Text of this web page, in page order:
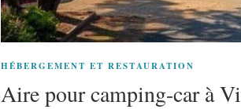
HÉBERGEMENT ET RESTAURATION
Aire pour camping-car à